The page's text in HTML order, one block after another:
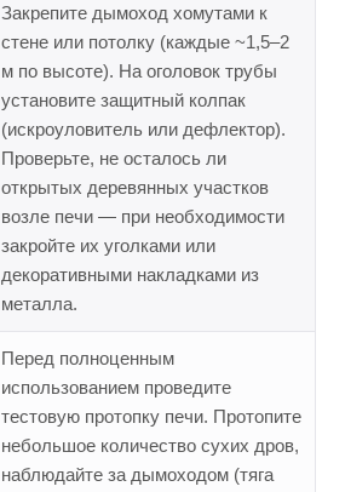
Закрепите дымоход хомутами к
стене или потолку (каждые ~1,5–2
м по высоте). На оголовок трубы
установите защитный колпак
(искроуловитель или дефлектор).
Проверьте, не осталось ли
открытых деревянных участков
возле печи — при необходимости
закройте их уголками или
декоративными накладками из
металла.
Перед полноценным
использованием проведите
тестовую протопку печи. Протопите
небольшое количество сухих дров,
наблюдайте за дымоходом (тяга